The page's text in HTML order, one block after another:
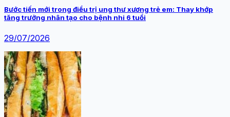
Bước tiến mới trong điều trị ung thư xương trẻ em: Thay khớp
tăng trưởng nhân tạo cho bệnh nhi 6 tuổi
29/07/2026